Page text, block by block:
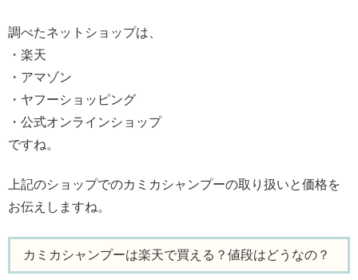
調べたネットショップは、
・楽天
・アマゾン
・ヤフーショッピング
・公式オンラインショップ
ですね。
上記のショップでのカミカシャンプーの取り扱いと価格を
お伝えしますね。
カミカシャンプーは楽天で買える？値段はどうなの？